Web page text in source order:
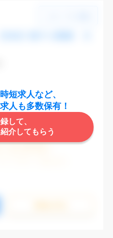
短求人など、
人も多数保有！
して、
介してもらう
祝がすべて休日である仕事)